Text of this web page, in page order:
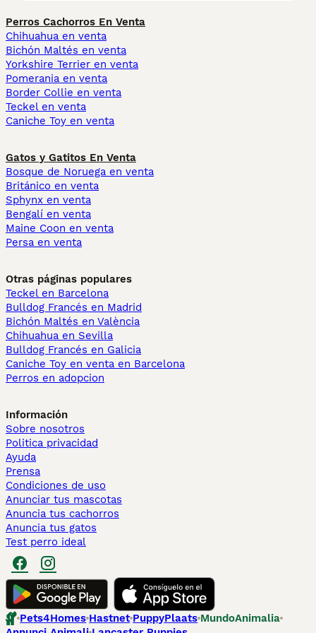
Perros Cachorros En Venta
Chihuahua en venta
Bichón Maltés en venta
Yorkshire Terrier en venta
Pomerania en venta
Border Collie en venta
Teckel en venta
Caniche Toy en venta
Gatos y Gatitos En Venta
Bosque de Noruega en venta
Británico en venta
Sphynx en venta
Bengalí en venta
Maine Coon en venta
Persa en venta
Otras páginas populares
Teckel en Barcelona
Bulldog Francés en Madrid
Bichón Maltés en València
Chihuahua en Sevilla
Bulldog Francés en Galicia
Caniche Toy en venta en Barcelona
Perros en adopcion
Información
Sobre nosotros
Politica privacidad
Ayuda
Prensa
Condiciones de uso
Anunciar tus mascotas
Anuncia tus cachorros
Anuncia tus gatos
Test perro ideal
Pets4Homes Hastnet PuppyPlaats MundoAnimalia